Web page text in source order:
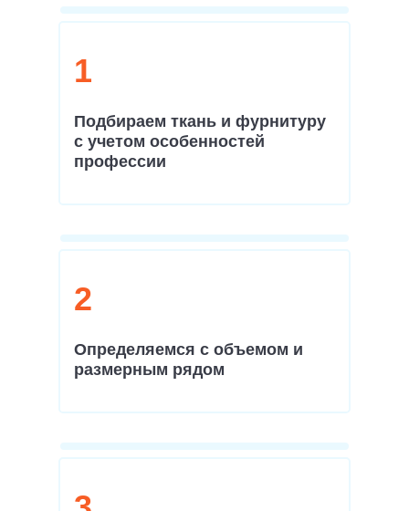
1
Подбираем ткань и фурнитуру
с учетом особенностей
профессии
2
Определяемся с объемом и
размерным рядом